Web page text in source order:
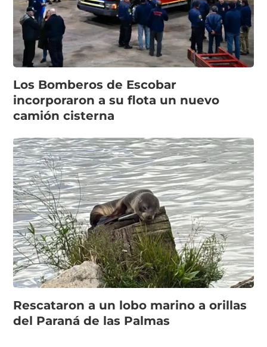
Los Bomberos de Escobar
incorporaron a su flota un nuevo
camión cisterna
Rescataron a un lobo marino a orillas
del Paraná de las Palmas